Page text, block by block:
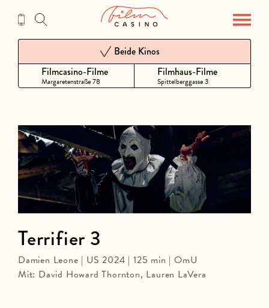
Inhalt
Filmcasino-Filme
Margaretenstraße 78
Beide Kinos
Filmhaus-Filme
Spittelberggasse 3
Terrifier 3
Damien Leone | US 2024 | 125 min | OmU
Mit: David Howard Thornton, Lauren LaVera